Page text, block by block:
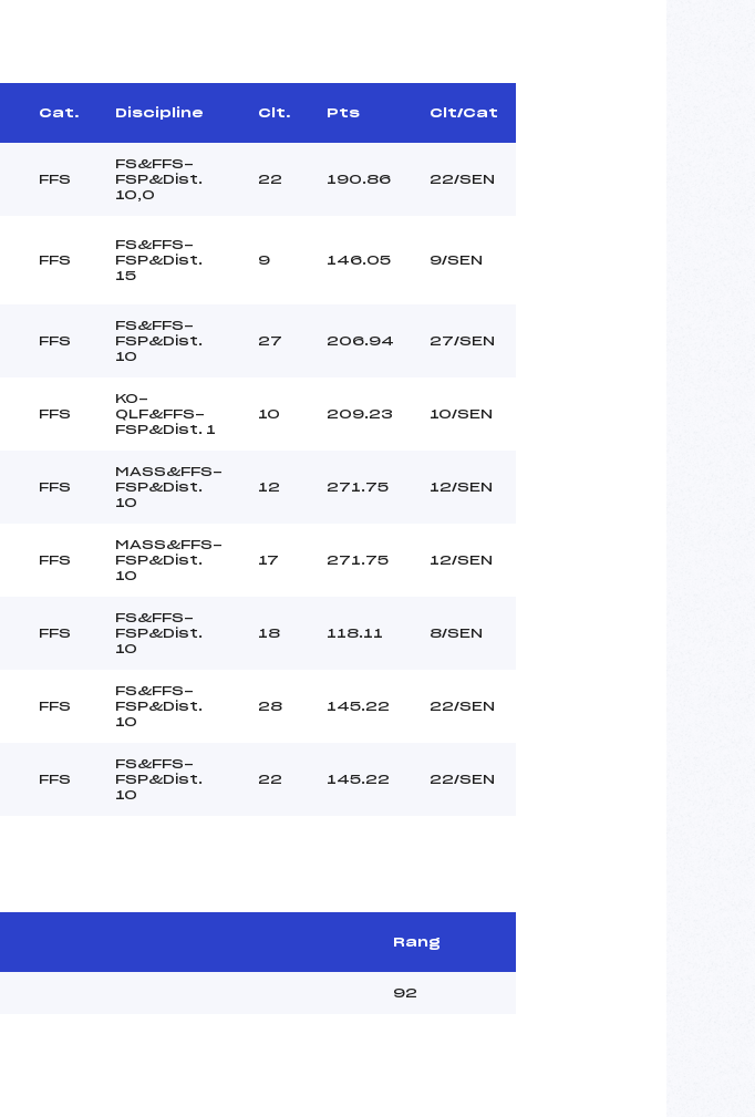
Cat. Discipline Clt. Pts Clt/Cat
FFS
FS&FFS-
FSP&Dist.
10,0
22 190.86 22/SEN
FFS
FS&FFS-
FSP&Dist.
15
9 146.05 9/SEN
FFS
FS&FFS-
FSP&Dist.
10
27 206.94 27/SEN
FFS
KO-
QLF&FFS-
FSP&Dist. 1
10 209.23 10/SEN
FFS
MASS&FFS-
FSP&Dist.
10
12 271.75 12/SEN
FFS
MASS&FFS-
FSP&Dist.
10
17 271.75 12/SEN
FFS
FS&FFS-
FSP&Dist.
10
18 118.11 8/SEN
FFS
FS&FFS-
FSP&Dist.
10
28 145.22 22/SEN
FFS
FS&FFS-
FSP&Dist.
10
22 145.22 22/SEN
Rang
92